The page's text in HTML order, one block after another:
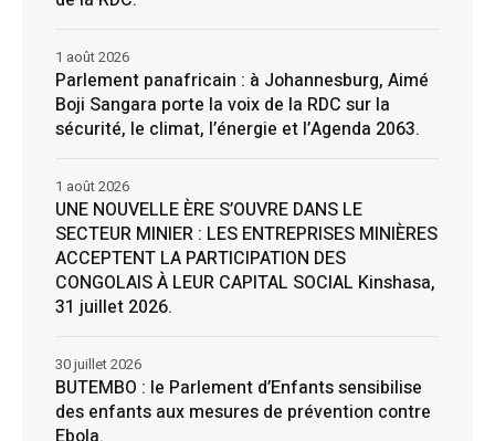
Parlement panafricain : à Johannesburg, Aimé
Boji Sangara porte la voix de la RDC sur la
sécurité, le climat, l’énergie et l’Agenda 2063.
1 août 2026
UNE NOUVELLE ÈRE S’OUVRE DANS LE
SECTEUR MINIER : LES ENTREPRISES MINIÈRES
ACCEPTENT LA PARTICIPATION DES
CONGOLAIS À LEUR CAPITAL SOCIAL Kinshasa,
31 juillet 2026.
1 août 2026
BUTEMBO : le Parlement d’Enfants sensibilise
des enfants aux mesures de prévention contre
30 juillet 2026